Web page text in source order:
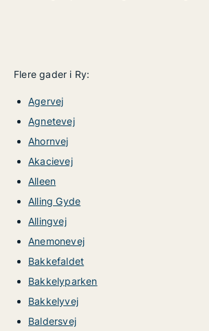
Flere gader i Ry:
Agervej
Agnetevej
Ahornvej
Akacievej
Alleen
Alling Gyde
Allingvej
Anemonevej
Bakkefaldet
Bakkelyparken
Bakkelyvej
Baldersvej